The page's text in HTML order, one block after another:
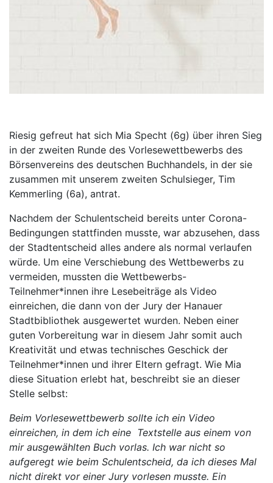
Riesig gefreut hat sich Mia Specht (6g) über ihren Sieg
in der zweiten Runde des Vorlesewettbewerbs des
Börsenvereins des deutschen Buchhandels, in der sie
zusammen mit unserem zweiten Schulsieger, Tim
Kemmerling (6a), antrat.
Nachdem der Schulentscheid bereits unter Corona-
Bedingungen stattfinden musste, war abzusehen, dass
der Stadtentscheid alles andere als normal verlaufen
würde. Um eine Verschiebung des Wettbewerbs zu
vermeiden, mussten die Wettbewerbs-
Teilnehmer*innen ihre Lesebeiträge als Video
einreichen, die dann von der Jury der Hanauer
Stadtbibliothek ausgewertet wurden. Neben einer
guten Vorbereitung war in diesem Jahr somit auch
Kreativität und etwas technisches Geschick der
Teilnehmer*innen und ihrer Eltern gefragt. Wie Mia
diese Situation erlebt hat, beschreibt sie an dieser
Stelle selbst:
Beim Vorlesewettbewerb sollte ich ein Video
einreichen, in dem ich eine Textstelle aus einem von
mir ausgewählten Buch vorlas. Ich war nicht so
aufgeregt wie beim Schulentscheid, da ich dieses Mal
nicht direkt vor einer Jury vorlesen musste. Ein